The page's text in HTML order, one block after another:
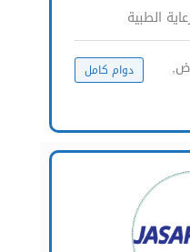
الطبية
دوام كامل